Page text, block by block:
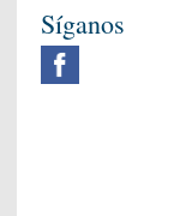
Síganos